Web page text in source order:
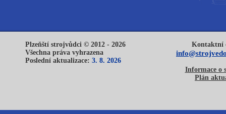
Plzeňští strojvůdci © 2012 - 2026
Všechna práva vyhrazena
Poslední aktualizace: 3. 8. 2026
Kontaktní
Informace o
Plán